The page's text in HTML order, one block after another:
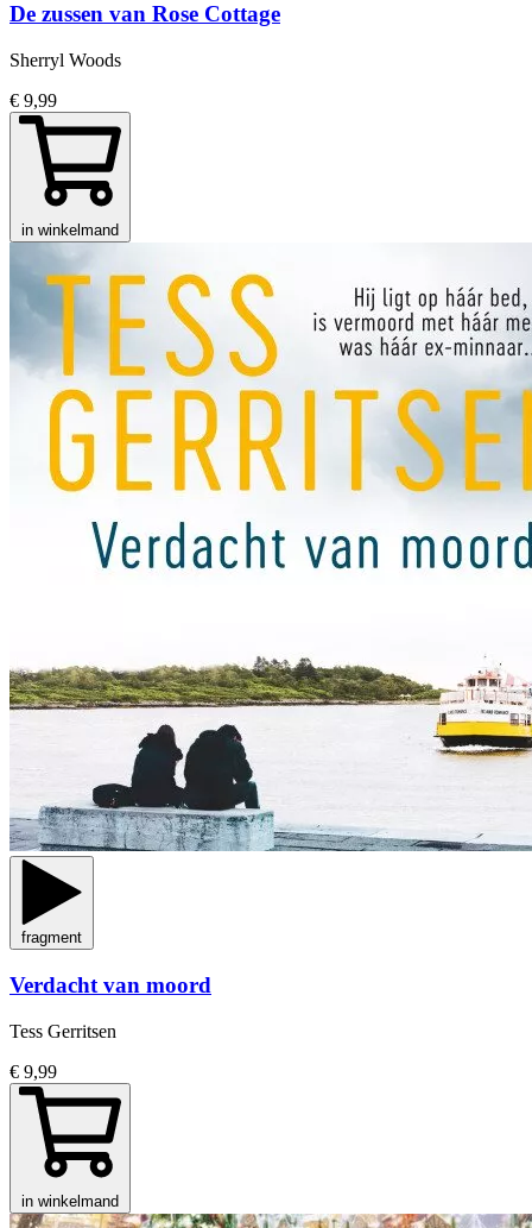
De zussen van Rose Cottage
Sherryl Woods
€ 9,99
in winkelmand
fragment
Verdacht van moord
Tess Gerritsen
€ 9,99
in winkelmand